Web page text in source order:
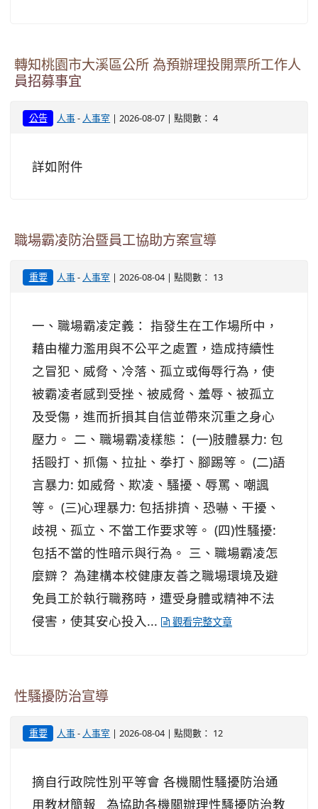
轉知桃園市大溪區公所 為預辦理投開票所工作人
員招募事宜
公告 人事 - 人事室 | 2026-08-07 | 點閱數： 4
詳如附件
職場霸凌防治暨員工協助方案宣導
重要 人事 - 人事室 | 2026-08-04 | 點閱數： 13
一、職場霸凌定義： 指發生在工作場所中，
藉由權力濫用與不公平之處置，造成持續性
之冒犯、威脅、冷落、孤立或侮辱行為，使
被霸凌者感到受挫、被威脅、羞辱、被孤立
及受傷，進而折損其自信並帶來沉重之身心
壓力。 二、職場霸凌樣態： (一)肢體暴力: 包
括毆打、抓傷、拉扯、拳打、腳踢等。 (二)語
言暴力: 如威脅、欺凌、騷擾、辱罵、嘲諷
等。 (三)心理暴力: 包括排擠、恐嚇、干擾、
歧視、孤立、不當工作要求等。 (四)性騷擾:
包括不當的性暗示與行為。 三、職場霸凌怎
麼辧？ 為建構本校健康友善之職場環境及避
免員工於執行職務時，遭受身體或精神不法
侵害，使其安心投入...
觀看完整文章
性騷擾防治宣導
重要 人事 - 人事室 | 2026-08-04 | 點閱數： 12
摘自行政院性別平等會 各機關性騷擾防治通
用教材簡報 為協助各機關辦理性騷擾防治教